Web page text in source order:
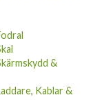
&
Kablar &